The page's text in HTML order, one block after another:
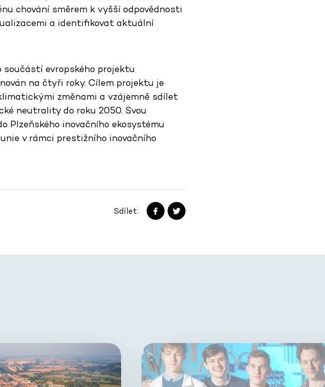
chování směrem k vyšší odpovědnosti
a identifikovat aktuální
součástí evropského projektu
na čtyři roky. Cílem projektu je
změnami a vzájemně sdílet
neutrality do roku 2050. Svou
Plzeňského inovačního ekosystému
v rámci prestižního inovačního
Sdílet: